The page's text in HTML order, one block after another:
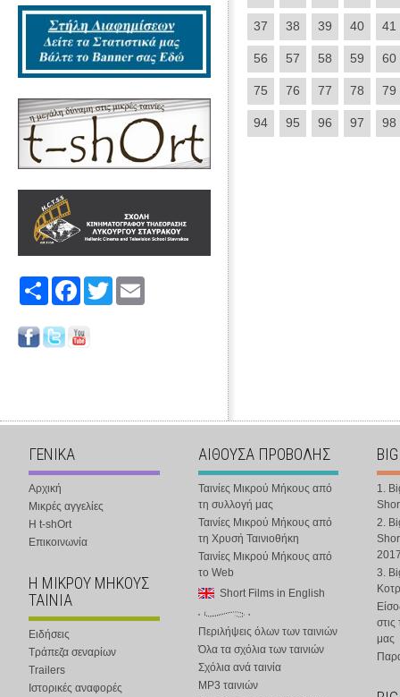
Share FacebookTwitter
37 38 39 40 41
56 57 58 59 60
75 76 77 78 79
94 95 96 97 98
ΓΕΝΙΚΑ
Αρχική
Μικρές αγγελίες
Η t-shOrt
Επικοινωνία
Η ΜΙΚΡΟΥ ΜΗΚΟΥΣ
ΤΑΙΝΙΑ
Ειδήσεις
Τράπεζα σεναρίων
Trailers
Ιστορικές αναφορές
ΑΙΘΟΥΣΑ ΠΡΟΒΟΛΗΣ
Ταινίες Μικρού Μήκους από
τη συλλογή μας
Ταινίες Μικρού Μήκους από
τη Χρυσή Ταινιοθήκη
Ταινίες Μικρού Μήκους από
το Web
Short Films in English
Περιλήψεις όλων των ταινιών
Όλα τα σχόλια των ταινιών
Σχόλια ανά ταινία
MP3 ταινιών
1.
2.
3.
στις
μας